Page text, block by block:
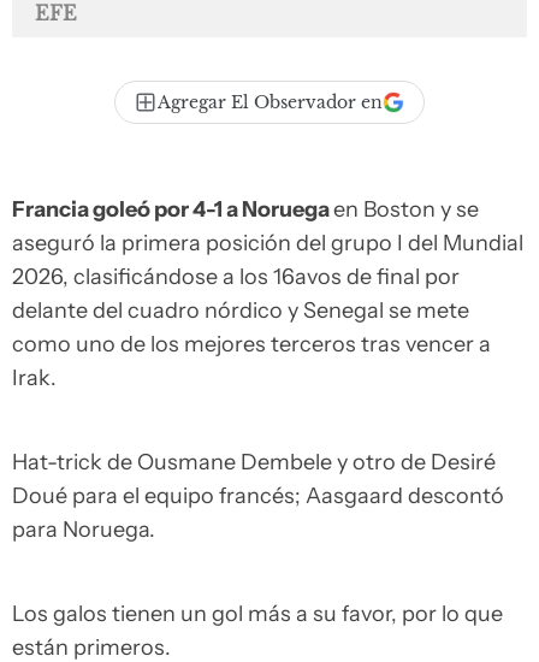
EFE
Agregar El Observador en
Francia goleó por 4-1 a Noruegaen Boston y se
aseguró la primera posición del grupo I del Mundial
2026, clasificándose a los 16avos de final por
delante del cuadro nórdico y Senegal se mete
como uno de los mejores terceros tras vencer a
Irak.
Hat-trick de Ousmane Dembele y otro de Desiré
Doué para el equipo francés; Aasgaard descontó
para Noruega.
Los galos tienen un gol más a su favor, por lo que
están primeros.